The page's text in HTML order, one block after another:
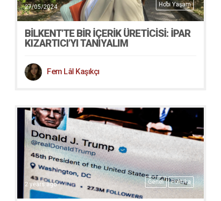
Hobi Yaşam
27/05/2024
BILKENT’TE BIR İÇERIK ÜRETICISI: İPAR
KIZARTICI’YI TANIYALIM
Fem Lâl Kaşıkçı
Genel Politika
2 years ago